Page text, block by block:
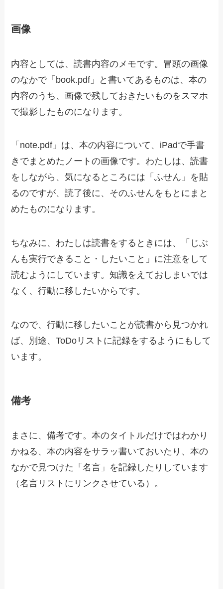
画像
内容としては、読書内容のメモです。冒頭の画像
のなかで「book.pdf」と書いてあるものは、本の
内容のうち、画像で残しておきたいものをスマホ
で撮影したものになります。
「note.pdf」は、本の内容について、iPadで手書
きでまとめたノートの画像です。わたしは、読書
をしながら、気になるところには「ふせん」を貼
るのですが、読了後に、そのふせんをもとにまと
めたものになります。
ちなみに、わたしは読書をするときには、「じぶ
んも実行できること・したいこと」に注意をして
読むようにしています。知識をえておしまいでは
なく、行動に移したいからです。
なので、行動に移したいことが読書から見つかれ
ば、別途、ToDoリストに記録をするようにもして
います。
備考
まさに、備考です。本のタイトルだけではわかり
かねる、本の内容をサラッ書いておいたり、本の
なかで見つけた「名言」を記録したりしています
（名言リストにリンクさせている）。